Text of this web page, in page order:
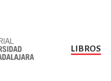
LIBROS
LIBROSHISTORIA